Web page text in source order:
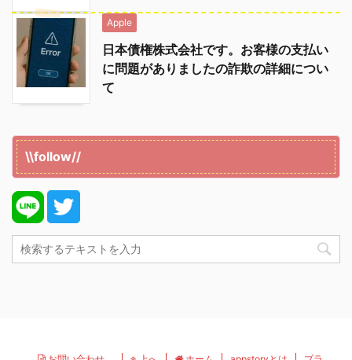
Apple
日本債権株式会社です。お客様の支払い
に問題がありましたの詐欺の詳細につい
て
\\follow//